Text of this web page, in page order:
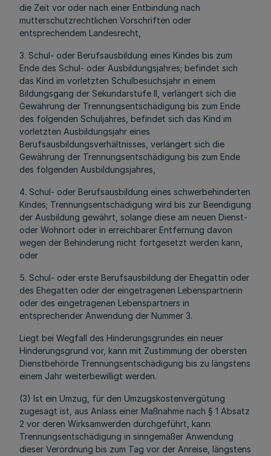
die Zeit vor oder nach einer Entbindung nach
mutterschutzrechtlichen Vorschriften oder
entsprechendem Landesrecht,
3. Schul- oder Berufsausbildung eines Kindes bis zum
Ende des Schul- oder Ausbildungsjahres; befindet sich
das Kind im vorletzten Schulbesuchsjahr in einem
Bildungsgang der Sekundarstufe II, verlängert sich die
Gewährung der Trennungsentschädigung bis zum Ende
des folgenden Schuljahres, befindet sich das Kind im
vorletzten Ausbildungsjahr eines
Berufsausbildungsverhältnisses, verlängert sich die
Gewährung der Trennungsentschädigung bis zum Ende
des folgenden Ausbildungsjahres,
4. Schul- oder Berufsausbildung eines schwerbehinderten
Kindes; Trennungsentschädigung wird bis zur Beendigung
der Ausbildung gewährt, solange diese am neuen Dienst-
oder Wohnort oder in erreichbarer Entfernung davon
wegen der Behinderung nicht fortgesetzt werden kann,
oder
5. Schul- oder erste Berufsausbildung der Ehegattin oder
des Ehegatten oder der eingetragenen Lebenspartnerin
oder des eingetragenen Lebenspartners in
entsprechender Anwendung der Nummer 3.
Liegt bei Wegfall des Hinderungsgrundes ein neuer
Hinderungsgrund vor, kann mit Zustimmung der obersten
Dienstbehörde Trennungsentschädigung bis zu längstens
einem Jahr weiterbewilligt werden.
(3) Ist ein Umzug, für den Umzugskostenvergütung
zugesagt ist, aus Anlass einer Maßnahme nach § 1 Absatz
2 vor deren Wirksamwerden durchgeführt, kann
Trennungsentschädigung in sinngemäßer Anwendung
dieser Verordnung bis zum Tag vor der Anreise, längstens